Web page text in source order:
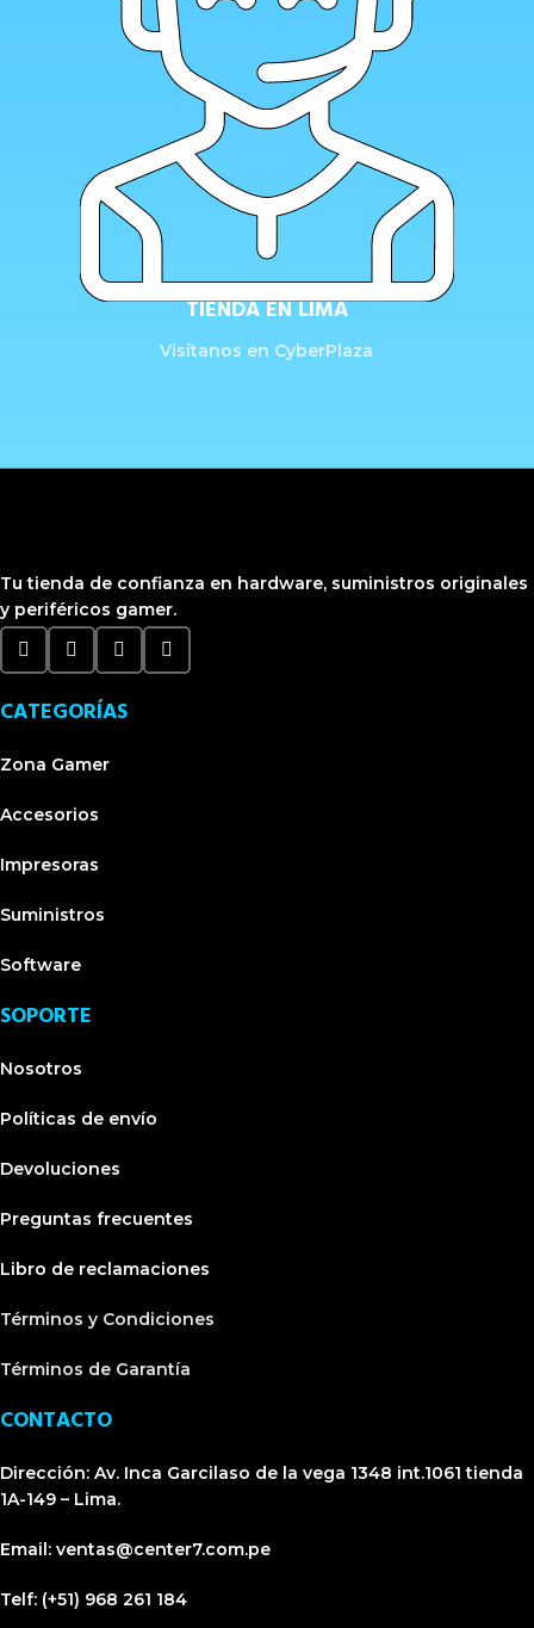
TIENDA EN LIMA
Visítanos en CyberPlaza
Tu tienda de confianza en hardware, suministros originales
y periféricos gamer.
CATEGORÍAS
Zona Gamer
Accesorios
Impresoras
Suministros
Software
SOPORTE
Nosotros
Políticas de envío
Devoluciones
Preguntas frecuentes
Libro de reclamaciones
Términos y Condiciones
Términos de Garantía
CONTACTO
Dirección: Av. Inca Garcilaso de la vega 1348 int.1061 tienda
1A-149 – Lima.
Email: ventas@center7.com.pe
Telf: (+51) 968 261 184